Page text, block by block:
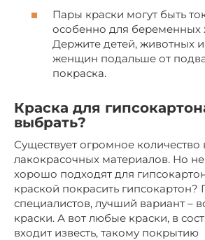
Пары краски могут быть
особенно для
Держите детей, животных
женщин подальше от
покраска.
Краска для
выбрать?
Существует огромное количество
лакокрасочных материалов. Но
хорошо подходят для
краской покрасить
специалистов, лучший вариант –
краски. А вот любые краски, в
входит известь, такому покрытию